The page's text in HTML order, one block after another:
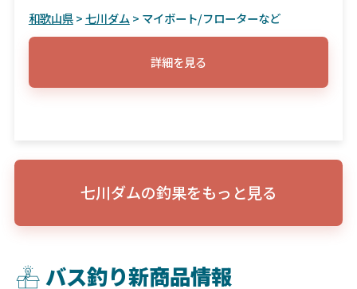
和歌山県>七川ダム > マイボート/フローターなど
詳細を見る
七川ダムの釣果をもっと見る
バス釣り新商品情報